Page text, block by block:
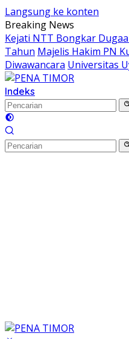
Langsung ke konten
Breaking News
Kejati NTT Bongkar
Tahun Majelis Hakim PN
Diwawancara Universitas
Indeks